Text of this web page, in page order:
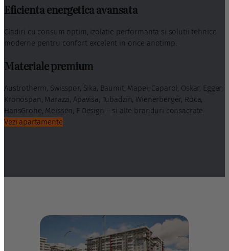
Eficienta energetica avansata
Cladiri cu consum optim, izolatie performanta si solutii tehnice
moderne pentru confort excelent in orice anotimp.
Materiale premium
Austrotherm, Swisspor, Sika, Baumit, Mapei, Caparol, Oskar, Egger,
Kronospan, Marazzi, Apavisa, Tubadzin, Wienerberger, Roca,
HansGrohe, Meissen, F Design – si alte branduri consacrate.
Vezi apartamente